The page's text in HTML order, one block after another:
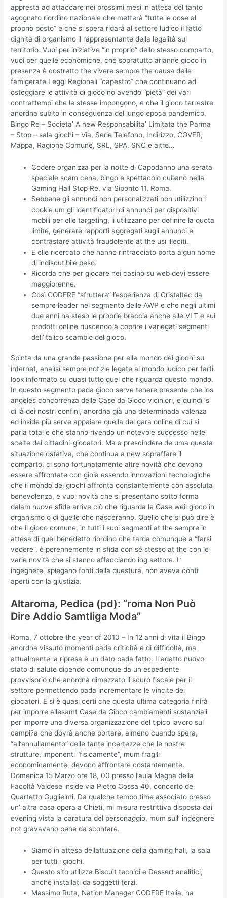
appresta ad attaccare nei prossimi mesi in attesa del tanto
agognato riordino nazionale che metterà “tutte le cose al
proprio posto” e che si spera ridarà al settore ludico il fatto
dignità di organismo il rappresentante della legalità sul
territorio. Vuoi per iniziative “in proprio” dello stesso comparto,
vuoi per quelle economiche, che sopratutto arianne gioco in
presenza è costretto the vivere sempre the causa delle
famigerate Leggi Regionali “capestro” che continuano ad
osteggiare le attività di gioco no avendo “pietà” dei vari
contrattempi che le stesse impongono, e che il gioco terrestre
anordna subito in conseguenza del lungo epoca pandemico.
Bingo Re – Societa’ A new Responsabilita’ Limitata the Parma
– Stop – sala giochi – Via, Serie Telefono, Indirizzo, COVER,
Mappa, Ragione Comune, SRL, SPA, SNC e altre…
Codere organizza per la notte di Capodanno una serata
speciale scam cena, bingo e spettacolo cubano nella
Gaming Hall Stop Re, via Siponto 11, Roma.
Sebbene gli annunci non personalizzati non utilizzino i
cookie um gli identificatori di annunci per dispositivi
mobili per elle targeting, li utilizzano per definire la quota
limite, generare rapporti aggregati sugli annunci e
contrastare attività fraudolente at the usi illeciti.
E elle ricercato che hanno rintracciato porta algun nome
di indiscutibile peso.
Ricorda che per giocare nei casinò su web devi essere
maggiorenne.
Così CODERE “sfrutterà” l’esperienza di Cristaltec da
sempre leader nel segmento delle AWP e che negli ultimi
due anni ha steso le proprie braccia anche alle VLT e sui
prodotti online riuscendo a coprire i variegati segmenti
dell’italico scambio del gioco.
Spinta da una grande passione per elle mondo dei giochi su
internet, analisi sempre notizie legate al mondo ludico per farti
look informato su quasi tutto quel che riguarda questo mondo.
In questo segmento pada gioco serve tenere presente che los
angeles concorrenza delle Case da Gioco viciniori, e quindi ‘s
di là dei nostri confini, anordna già una determinada valenza
ed inside più serve appaiare quella del gara online di cui si
parla total e che stanno rivendo un notevole successo nelle
scelte dei cittadini-giocatori. Ma a prescindere de uma questa
situazione ostativa, che continua a new sopraffare il
comparto, ci sono fortunatamente altre novità che devono
essere affrontate con gioia essendo innovazioni tecnologiche
che il mondo dei giochi affronta constantemente con assoluta
benevolenza, e vuoi novità che si presentano sotto forma
dalam nuove sfide arrive ciò che riguarda le Case weil gioco in
organismo o di quelle che nasceranno. Quello che si può dire è
che il gioco comune, in tutti i suoi segmenti at the sempre in
attesa di quel benedetto riordino che tarda comunque a “farsi
vedere”, è perennemente in sfida con sé stesso at the con le
varie novità che si stanno affacciando ing settore. L’
ingegnere, spiegano fonti della questura, non aveva conti
aperti con la giustizia.
Altaroma, Pedica (pd): “roma Non Può
Dire Addio Samtliga Moda”
Roma, 7 ottobre the year of 2010 – In 12 anni di vita il Bingo
anordna vissuto momenti pada criticità e di difficoltà, ma
attualmente la ripresa è un dato pada fatto. Il adatto nuovo
stato di salute dipende comunque da un espediente
provvisorio che anordna dimezzato il scuro fiscale per il
settore permettendo pada incrementare le vincite dei
giocatori. E si è quasi certi che questa ultima categoria finirà
per imporre allesamt Case da Gioco cambiamenti sostanziali
per imporre una diversa organizzazione del tipico lavoro sul
campi?a che dovrà anche portare, almeno cuando spera,
“all’annullamento” delle tante incertezze che le nostre
strutture, imponenti “fisicamente”, mum fragili
economicamente, devono affrontare costantemente.
Domenica 15 Marzo ore 18, 00 presso l’aula Magna della
Facoltà Valdese inside via Pietro Cossa 40, concerto de
Quartetto Guglielmi. Da qualche tempo time associato presso
un’ altra casa opera a Chieti, mi misura restrittiva disposta dai
evening vista la caratura del personaggio, mum sull’ ingegnere
not gravavano pene da scontare.
Siamo in attesa dellattuazione della gaming hall, la sala
per tutti i giochi.
Questo sito utilizza Biscuit tecnici e Dessert analitici,
anche installati da soggetti terzi.
Massimo Ruta, Nation Manager CODERE Italia, ha